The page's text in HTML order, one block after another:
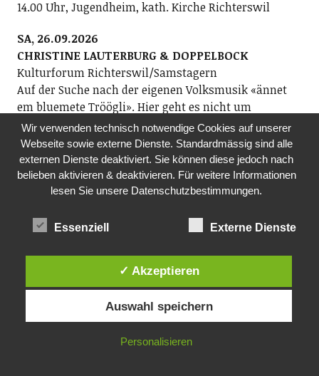
14.00 Uhr, Jugendheim, kath. Kirche Richterswil
SA, 26.09.2026
CHRISTINE LAUTERBURG & DOPPELBOCK
Kulturforum Richterswil/Samstagern
Auf der Suche nach der eigenen Volksmusik «ännet
em bluemete Tröögli». Hier geht es nicht um
Heimatkitsch oder Skihüttenplausch, es geht um
liebevolle Pflege der Tradition im Kontext der Zeit. Es
geht auch um Spielfreude. Hier wirds zwar nicht
sauglatt, dafür ungekünstelt wider den tierischen
Dettwiler: Schwyzerörgeli; Matthias Linck: Geige
MITTAGSTISCH
Pro Senectute, Ortsvertretung Richterswil
Mittagstisch für Seniorinnen und Senioren
ab 60. Im Anschluss Film. Anmeldung an
Wir verwenden technisch notwendige Cookies auf unserer
Webseite sowie externe Dienste. Standardmässig sind alle
externen Dienste deaktiviert. Sie können diese jedoch nach
belieben aktivieren & deaktivieren. Für weitere Informationen
lesen Sie unsere Datenschutzbestimmungen.
Essenziell Externe Dienste
✓ Akzeptieren
Auswahl speichern
Personalisieren